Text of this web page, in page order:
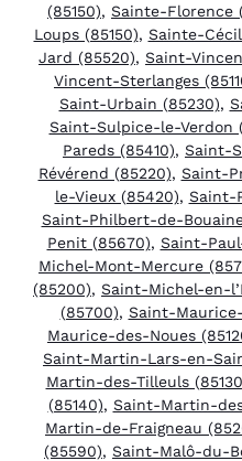
(85150), Sainte-Florence
Loups (85150), Sainte-
Jard (85520), Saint-
Vincent-Sterlanges
Saint-Urbain (85230),
Saint-Sulpice-le-Verdon
Pareds (85410), Saint-
Révérend (85220), Saint-
le-Vieux (85420), Saint-
Saint-Philbert-de-
Penit (85670), Saint-
Michel-Mont-Mercure
(85200), Saint-Michel-en-
(85700), Saint-
Maurice-des-Noues
Saint-Martin-Lars-en-
Martin-des-Tilleuls
(85140), Saint-Martin-
Martin-de-Fraigneau
(85590), Saint-Malô-du-